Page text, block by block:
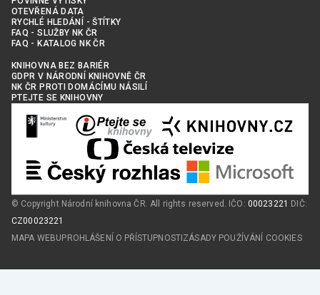
OTEVŘENÁ DATA
RYCHLÉ HLEDÁNÍ - ŠTÍTKY
FAQ - SLUŽBY NK ČR
FAQ - KATALOG NK ČR
KNIHOVNA BEZ BARIÉR
GDPR V NÁRODNÍ KNIHOVNĚ ČR
NK ČR PROTI DOMÁCÍMU NÁSILÍ
PTEJTE SE KNIHOVNY
© Copyright Národní knihovna ČR. All rights reserved. IČO: 00023221 DIČ:
CZ00023221
MAPA WEBU PROHLÁŠENÍ O PŘÍSTUPNOSTI ZÁSADY POUŽÍVÁNÍ COOKIES